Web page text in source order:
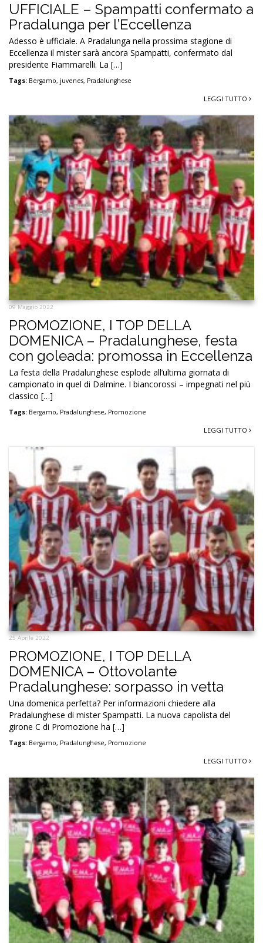
UFFICIALE – Spampatti confermato a
Pradalunga per l’Eccellenza
Adesso è ufficiale. A Pradalunga nella prossima stagione di
Eccellenza il mister sarà ancora Spampatti, confermato dal
presidente Fiammarelli. La […]
Tags: Bergamo, juvenes, Pradalunghese
LEGGI TUTTO
09 Maggio 2022
PROMOZIONE, I TOP DELLA
DOMENICA – Pradalunghese, festa
con goleada: promossa in Eccellenza
La festa della Pradalunghese esplode all’ultima giornata di
campionato in quel di Dalmine. I biancorossi – impegnati nel più
classico […]
Tags: Bergamo, Pradalunghese, Promozione
LEGGI TUTTO
25 Aprile 2022
PROMOZIONE, I TOP DELLA
DOMENICA – Ottovolante
Pradalunghese: sorpasso in vetta
Una domenica perfetta? Per informazioni chiedere alla
Pradalunghese di mister Spampatti. La nuova capolista del
girone C di Promozione ha […]
Tags: Bergamo, Pradalunghese, Promozione
LEGGI TUTTO